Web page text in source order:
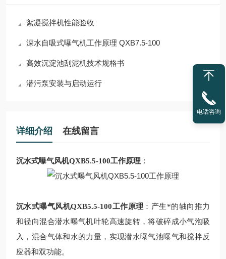
絮凝搅拌机性能验收
深水自吸式曝气机工作原理 QXB7.5-100
高效沉淀池刮泥机技术规格书
潜污泵安装与启动运行
详细介绍 在线留言
沉水式曝气风机QXB5.5-100工作原理 ：
沉水式曝气风机QXB5.5-100工作原理 ：产生*的轴向推力
和径向混合潜水曝气机叶轮高速旋转，将破碎成小气泡吸
入，混合气体和水的力量，实现潜水曝气池曝气和搅拌反
应器和双功能。
电话咨询